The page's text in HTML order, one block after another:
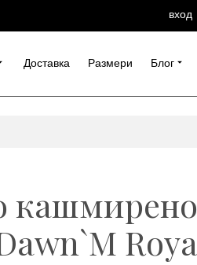
вход
Доставка Размери Блог
кашмирено